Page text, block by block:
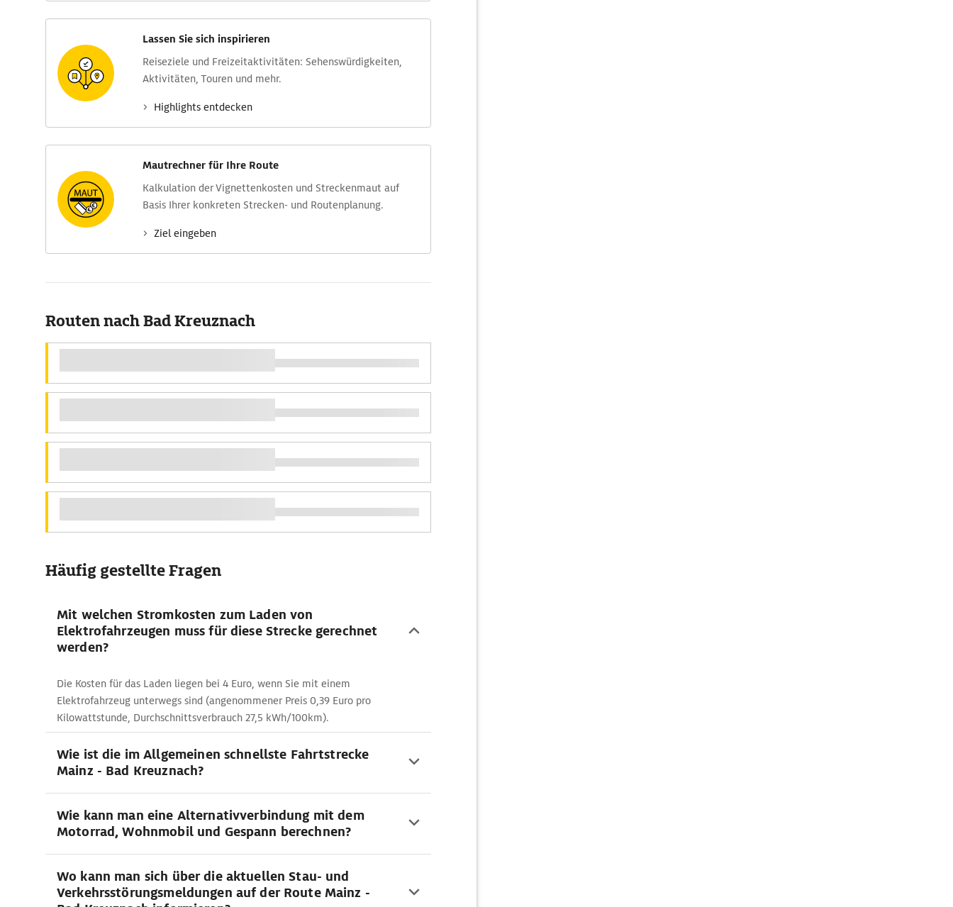
Lassen Sie sich inspirieren
Reise­ziele und Freizeit­aktivitäten: Sehens­würdig­keiten,
Aktivitäten, Touren und mehr.
Highlights entdecken
Mautrechner für Ihre Route
Kalkulation der Vignettenkosten und Streckenmaut auf
Basis Ihrer konkreten Strecken- und Routenplanung.
Ziel eingeben
Routen nach Bad Kreuznach
Häufig gestellte Fragen
Mit welchen Stromkosten zum Laden von
Elektrofahrzeugen muss für diese Strecke gerechnet
werden?
Die Kosten für das Laden liegen bei 4 Euro, wenn Sie mit einem
Elektrofahrzeug unterwegs sind (angenommener Preis 0,39 Euro pro
Kilowattstunde, Durchschnittsverbrauch 27,5 kWh/100km).
Wie ist die im Allgemeinen schnellste Fahrtstrecke
Mainz - Bad Kreuznach?
Wie kann man eine Alternativverbindung mit dem
Motorrad, Wohnmobil und Gespann berechnen?
Wo kann man sich über die aktuellen Stau- und
Verkehrsstörungsmeldungen auf der Route Mainz -